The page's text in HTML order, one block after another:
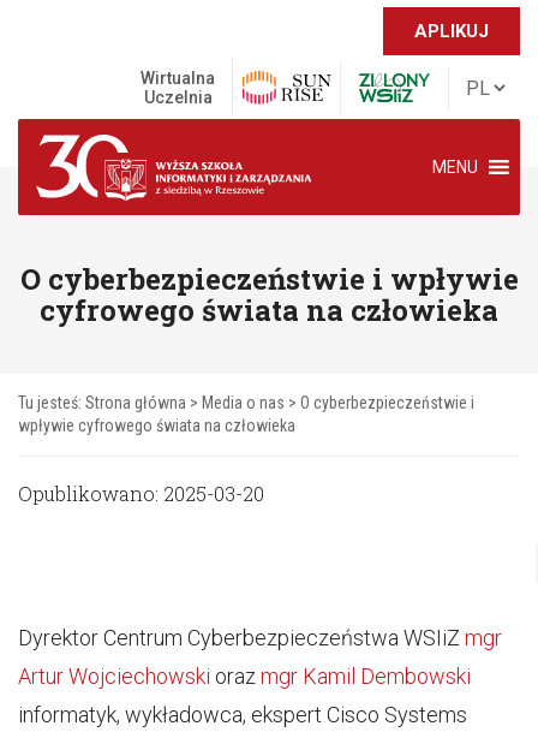
APLIKUJ
Wirtualna
Uczelnia
MENU
O cyberbezpieczeństwie i wpływie
cyfrowego świata na człowieka
Tu jesteś: Strona główna > Media o nas > O cyberbezpieczeństwie i
wpływie cyfrowego świata na człowieka
Opublikowano: 2025-03-20
Dyrektor Centrum Cyberbezpieczeństwa WSIiZ mgr
Artur Wojciechowski oraz mgr Kamil Dembowski
informatyk, wykładowca, ekspert Cisco Systems